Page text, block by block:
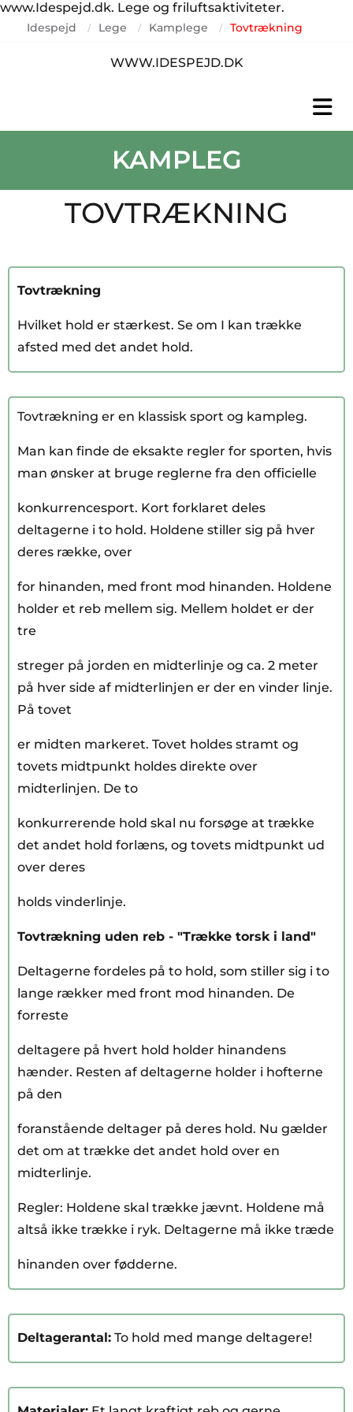
www.Idespejd.dk. Lege og friluftsaktiviteter.
Idespejd / Lege / Kamplege / Tovtrækning
WWW.IDESPEJD.DK
KAMPLEG
TOVTRÆKNING
Tovtrækning
Hvilket hold er stærkest. Se om I kan trække
afsted med det andet hold.
Tovtrækning er en klassisk sport og kampleg.
Man kan finde de eksakte regler for sporten, hvis
man ønsker at bruge reglerne fra den officielle
konkurrencesport. Kort forklaret deles
deltagerne i to hold. Holdene stiller sig på hver
deres række, over
for hinanden, med front mod hinanden. Holdene
holder et reb mellem sig. Mellem holdet er der
tre
streger på jorden en midterlinje og ca. 2 meter
på hver side af midterlinjen er der en vinder linje.
På tovet
er midten markeret. Tovet holdes stramt og
tovets midtpunkt holdes direkte over
midterlinjen. De to
konkurrerende hold skal nu forsøge at trække
det andet hold forlæns, og tovets midtpunkt ud
over deres
holds vinderlinje.
Tovtrækning uden reb - "Trække torsk i land"
Deltagerne fordeles på to hold, som stiller sig i to
lange rækker med front mod hinanden. De
forreste
deltagere på hvert hold holder hinandens
hænder. Resten af deltagerne holder i hofterne
på den
foranstående deltager på deres hold. Nu gælder
det om at trække det andet hold over en
midterlinje.
Regler: Holdene skal trække jævnt. Holdene må
altså ikke trække i ryk. Deltagerne må ikke træde
hinanden over fødderne.
Deltagerantal: To hold med mange deltagere!